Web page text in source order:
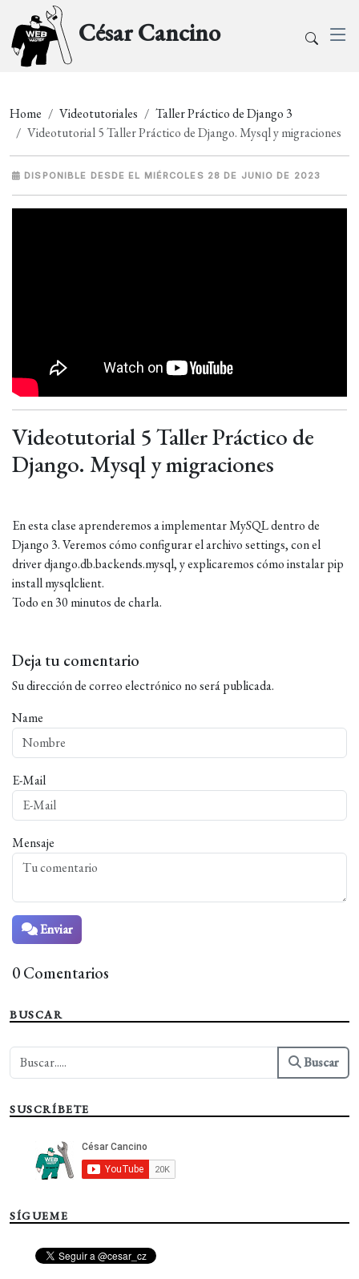
César Cancino
Home Videotutoriales
Taller Práctico de Django 3
Videotutorial 5 Taller Práctico de Django. Mysql y migraciones
DISPONIBLE DESDE EL MIÉRCOLES 28 DE JUNIO DE 2023
Videotutorial 5 Taller Práctico de
Django. Mysql y migraciones
En esta clase aprenderemos a implementar MySQL dentro de
Django 3. Veremos cómo configurar el archivo settings, con el
driver django.db.backends.mysql, y explicaremos cómo instalar pip
install mysqlclient.
Todo en 30 minutos de charla.
Deja tu comentario
Su dirección de correo electrónico no será publicada.
Name
E-Mail
Mensaje
Enviar
0 Comentarios
BUSCAR
Buscar
SUSCRÍBETE
SÍGUEME